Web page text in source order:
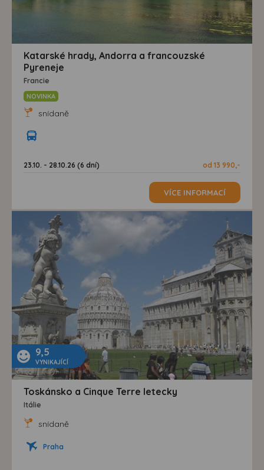
Katarské hrady, Andorra a francouzské
Pyreneje
Francie
NOVINKA
snídaně
23.10. - 28.10.26 (6 dní) od 13 990,-
VÍCE INFORMACÍ
9,5
VYNIKAJÍCÍ
Toskánsko a Cinque Terre letecky
Itálie
snídaně
Praha